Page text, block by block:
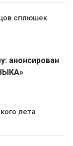
сплюшек
анонсирован
лета